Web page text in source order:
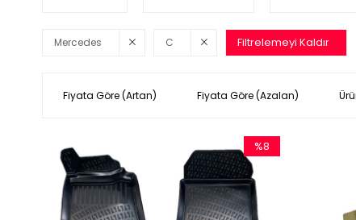
Mercedes C Filtrelemeyi Kaldır
Fiyata Göre (Artan) Fiyata Göre (Azalan)
%8
İndirim
%8İndirim